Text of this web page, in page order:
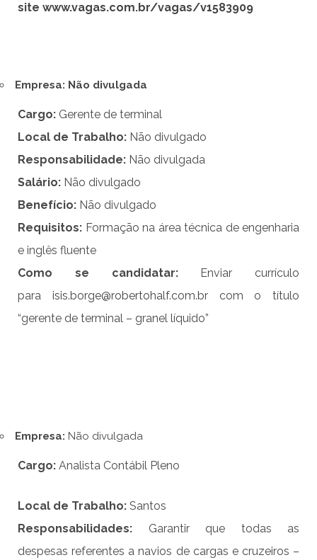
site www.vagas.com.br/vagas/v1583909
Empresa: Não divulgada
Cargo: Gerente de terminal
Local de Trabalho: Não divulgado
Responsabilidade: Não divulgada
Salário: Não divulgado
Benefício: Não divulgado
Requisitos: Formação na área técnica de engenharia
e inglês fluente
Como se candidatar:
Enviar currículo
para isis.borge@robertohalf.com.brcom o título
“gerente de terminal – granel líquido”
Empresa: Não divulgada
Cargo: Analista Contábil Pleno
Local de Trabalho: Santos
Responsabilidades: Garantir que todas as
despesas referentes a navios de cargas e cruzeiros –